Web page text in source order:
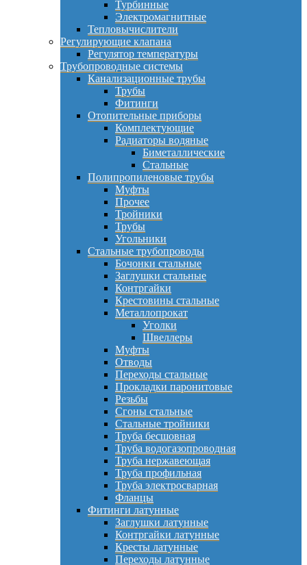
Турбинные
Электромагнитные
Тепловычислители
Регулирующие клапана
Регулятор температуры
Трубопроводные системы
Канализационные трубы
Трубы
Фитинги
Отопительные приборы
Комплектующие
Радиаторы водяные
Биметаллические
Стальные
Полипропиленовые трубы
Муфты
Прочее
Тройники
Трубы
Угольники
Стальные трубопроводы
Бочонки стальные
Заглушки стальные
Контргайки
Крестовины стальные
Металлопрокат
Уголки
Швеллеры
Муфты
Отводы
Переходы стальные
Прокладки паронитовые
Резьбы
Сгоны стальные
Стальные тройники
Труба бесшовная
Труба водогазопроводная
Труба нержавеющая
Труба профильная
Труба электросварная
Фланцы
Фитинги латунные
Заглушки латунные
Контргайки латунные
Кресты латунные
Переходы латунные